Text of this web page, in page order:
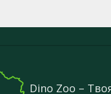
Dino Zoo –